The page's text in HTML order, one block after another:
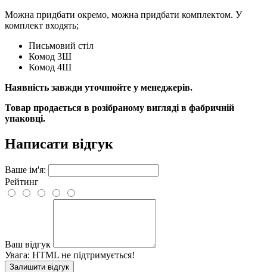
Можна придбати окремо, можна придбати комплектом. У
комплект входять;
Письмовий стіл
Комод 3Ш
Комод 4Ш
Наявність завжди уточнюйте у менеджерів.
Товар продається в розібраному вигляді в фабричній
упаковці.
Написати відгук
Ваше ім'я:
Рейтинг
Ваш відгук
Увага: HTML не підтримується!
Залишити відгук